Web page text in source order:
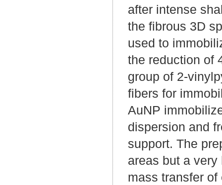
after intense
the fibrous 3D
used to
the reduction of
group of 2-
fibers for
AuNP
dispersion and
support. The
areas but a
mass transfer